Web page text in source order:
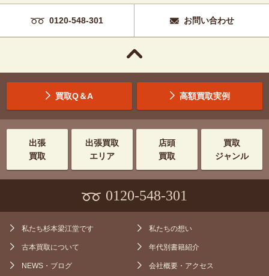
0120-548-301 お問い合わせ
買取Q＆A 高額買取実例
出張
買取
出張買取
エリア
店頭
買取
買取
ジャンル
0120-548-301
私たち杉本梁江堂です 私たちの想い
古本買取について 年代別書籍紹介
NEWS・ブログ 会社概要・アクセス